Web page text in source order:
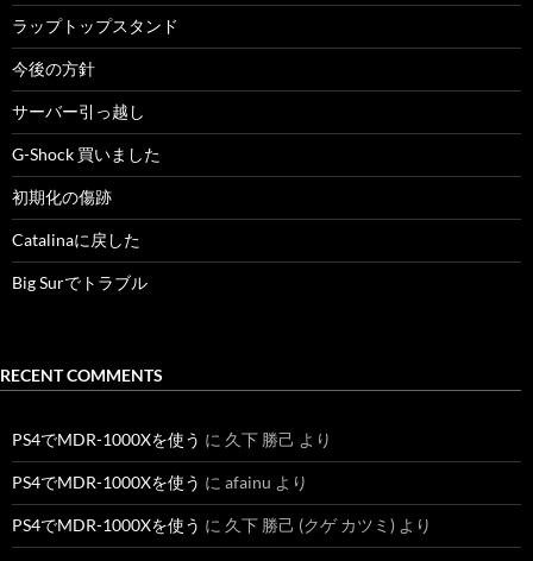
ラップトップスタンド
今後の方針
サーバー引っ越し
G-Shock 買いました
初期化の傷跡
Catalinaに戻した
Big Surでトラブル
RECENT COMMENTS
PS4でMDR-1000Xを使う に 久下 勝己 より
PS4でMDR-1000Xを使う に afainu より
PS4でMDR-1000Xを使う に 久下 勝己 (クゲ カツミ) より